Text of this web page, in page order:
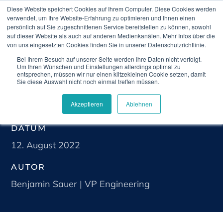
Diese Website speichert Cookies auf Ihrem Computer. Diese Cookies werden
verwendet, um Ihre Website-Erfahrung zu optimieren und Ihnen einen
persönlich auf Sie zugeschnittenen Service bereitstellen zu können, sowohl
auf dieser Website als auch auf anderen Medienkanälen. Mehr Infos über die
von uns eingesetzten Cookies finden Sie in unserer Datenschutzrichtlinie.
Bei Ihrem Besuch auf unserer Seite werden Ihre Daten nicht verfolgt.
Um Ihren Wünschen und Einstellungen allerdings optimal zu
entsprechen, müssen wir nur einen klitzekleinen Cookie setzen, damit
Sie diese Auswahl nicht noch einmal treffen müssen.
Akzeptieren Ablehnen
Home Blog
Wie verbessert Telemedizin die
Gastroenterologie?
DATUM
12. August 2022
AUTOR
Benjamin Sauer | VP Engineering